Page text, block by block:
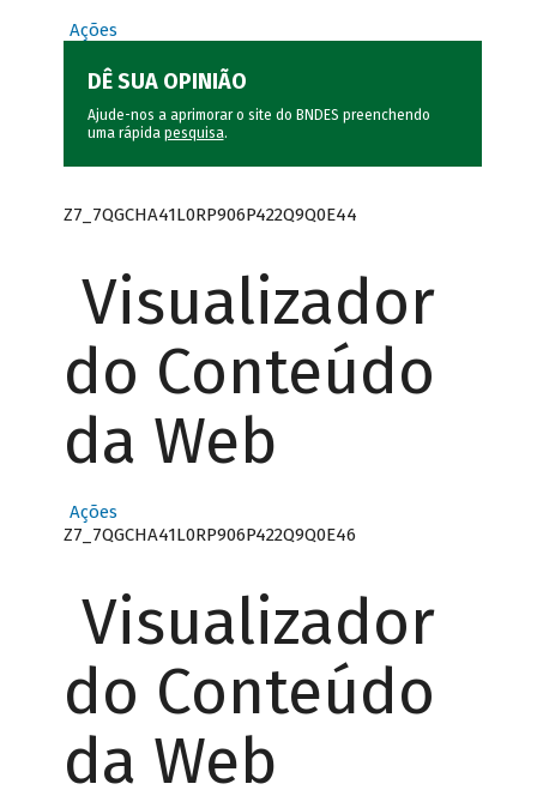
Ações
DÊ SUA OPINIÃO
Ajude-nos a aprimorar o site do BNDES preenchendo
uma rápida pesquisa.
Z7_7QGCHA41L0RP906P422Q9Q0E44
Visualizador
do Conteúdo
da Web
Ações
Z7_7QGCHA41L0RP906P422Q9Q0E46
Visualizador
do Conteúdo
da Web